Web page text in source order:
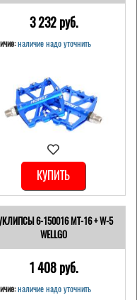
3 232 pуб.
наличие надо уточнить
КУПИТЬ
6-150016 MT-16 + W-5
WELLGO
1 408 pуб.
наличие надо уточнить